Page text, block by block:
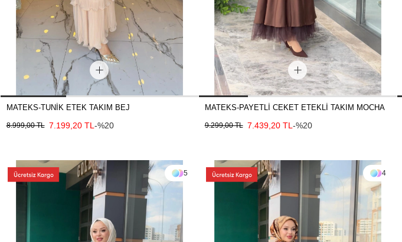
MATEKS-TUNİK ETEK TAKIM BEJ
8.999,00 TL 7.199,20 TL -%20
MATEKS-PAYETLİ CEKET ETEKLİ TAKIM MOCHA
9.299,00 TL 7.439,20 TL -%20
5 4